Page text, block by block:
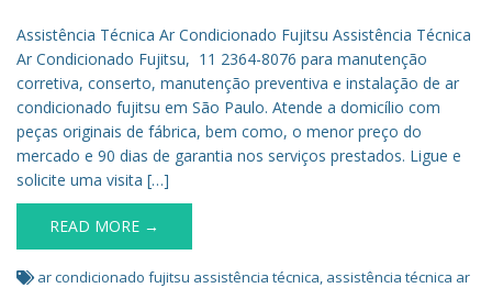
Assistência Técnica Ar Condicionado Fujitsu Assistência Técnica
Ar Condicionado Fujitsu, 11 2364-8076 para manutenção
corretiva, conserto, manutenção preventiva e instalação de ar
condicionado fujitsu em São Paulo. Atende a domicílio com
peças originais de fábrica, bem como, o menor preço do
mercado e 90 dias de garantia nos serviços prestados. Ligue e
solicite uma visita […]
READ MORE →
ar condicionado fujitsu assistência técnica, assistência técnica ar